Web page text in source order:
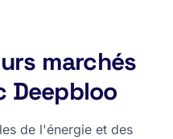
marchés
Deepbloo
de l'énergie et des